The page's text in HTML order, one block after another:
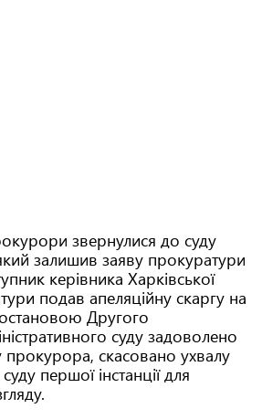
звернулися до суду
залишив заяву прокуратури
керівника Харківської
подав апеляційну скаргу на
Другого
суду задоволено
прокурора, скасовано ухвалу
першої інстанції для